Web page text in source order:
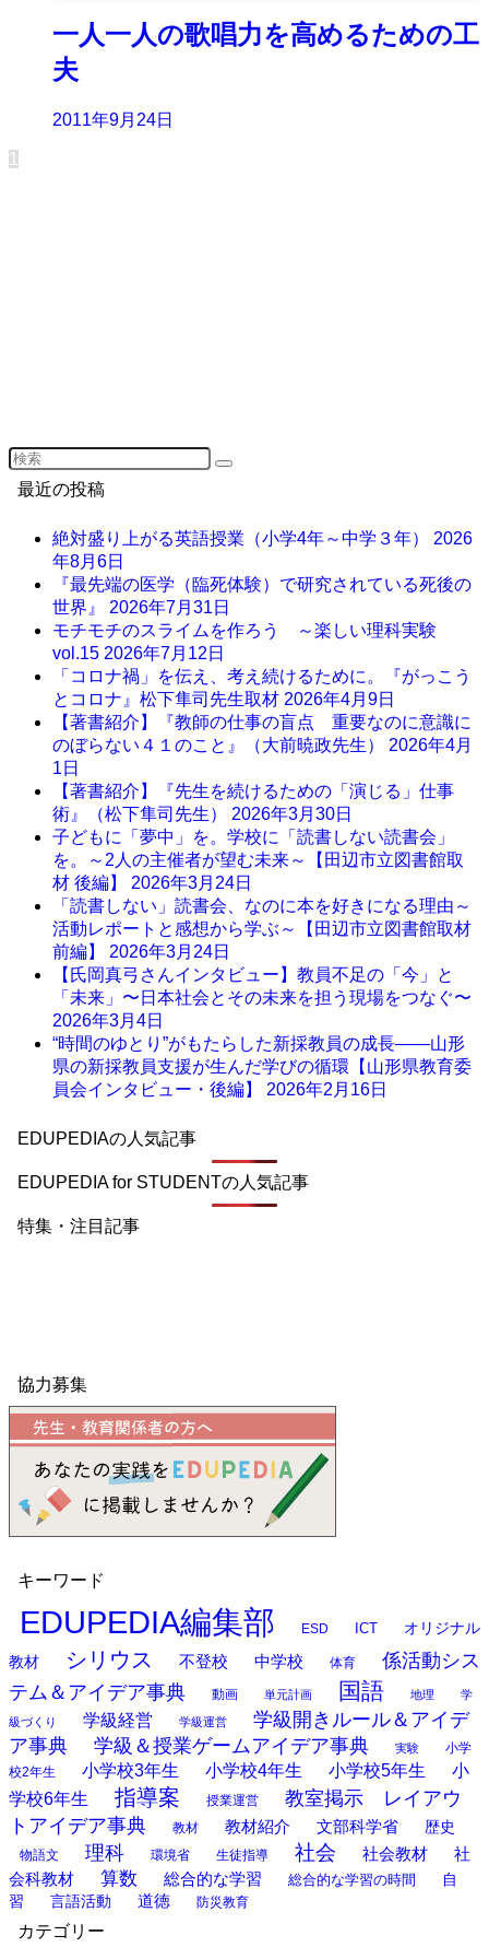
一人一人の歌唱力を高めるための工
夫
2011年9月24日
1
最近の投稿
絶対盛り上がる英語授業（小学4年～中学３年） 2026
年8月6日
『最先端の医学（臨死体験）で研究されている死後の
世界』 2026年7月31日
モチモチのスライムを作ろう ～楽しい理科実験
vol.15 2026年7月12日
「コロナ禍」を伝え、考え続けるために。『がっこう
とコロナ』松下隼司先生取材 2026年4月9日
【著書紹介】『教師の仕事の盲点 重要なのに意識に
のぼらない４１のこと』（大前暁政先生） 2026年4月
1日
【著書紹介】『先生を続けるための「演じる」仕事
術』（松下隼司先生） 2026年3月30日
子どもに「夢中」を。学校に「読書しない読書会」
を。～2人の主催者が望む未来～【田辺市立図書館取
材 後編】 2026年3月24日
「読書しない」読書会、なのに本を好きになる理由～
活動レポートと感想から学ぶ～【田辺市立図書館取材
前編】 2026年3月24日
【氏岡真弓さんインタビュー】教員不足の「今」と
「未来」〜日本社会とその未来を担う現場をつなぐ〜
2026年3月4日
“時間のゆとり”がもたらした新採教員の成長――山形
県の新採教員支援が生んだ学びの循環【山形県教育委
員会インタビュー・後編】 2026年2月16日
EDUPEDIAの人気記事
EDUPEDIA for STUDENTの人気記事
特集・注目記事
協力募集
キーワード
EDUPEDIA編集部 ESD ICT
オリジナル
教材
シリウス 不登校 中学校 体育
係活動シス
テム＆アイデア事典
動画 単元計画 国語 地理 学
級づくり 学級経営 学級運営
学級開きルール＆アイデ
ア事典
学級＆授業ゲームアイデア事典 実験
小学
校2年生
小学校3年生 小学校4年生 小学校5年生
小
学校6年生
指導案 授業運営
教室掲示 レイアウ
トアイデア事典
教材 教材紹介 文部科学省 歴史
物語文 理科 環境省 生徒指導 社会 社会教材
社
会科教材
算数 総合的な学習 総合的な学習の時間
自
習
言語活動 道徳 防災教育
カテゴリー